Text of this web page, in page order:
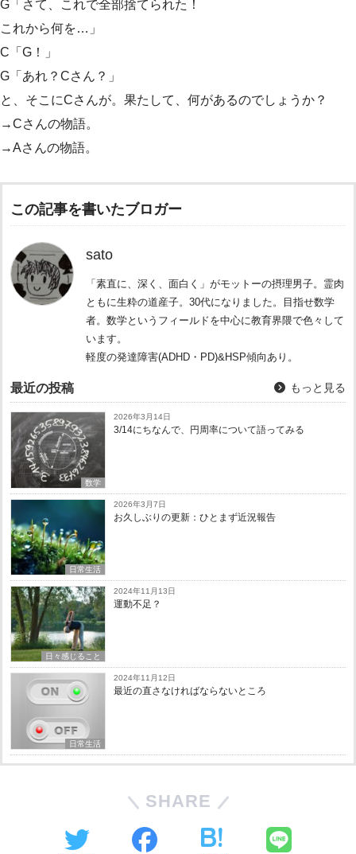
G「さて、これで全部捨てられた！
これから何を…」
C「G！」
G「あれ？Cさん？」
と、そこにCさんが。果たして、何があるのでしょうか？
→Cさんの物語。
→Aさんの物語。
この記事を書いたブロガー
sato
「素直に、深く、面白く」がモットーの摂理男子。霊肉
ともに生粋の道産子。30代になりました。目指せ数学
者。数学というフィールドを中心に教育界隈で色々して
います。
軽度の発達障害(ADHD・PD)&HSP傾向あり。
最近の投稿 もっと見る
数学
2026年3月14日
3/14にちなんで、円周率について語ってみる
日常生活
2026年3月7日
お久しぶりの更新：ひとまず近況報告
日々感じること
2024年11月13日
運動不足？
日常生活
2024年11月12日
最近の直さなければならないところ
SHARE